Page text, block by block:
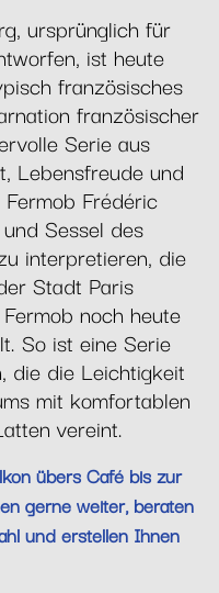
ursprünglich für
ist heute
französisches
französischer
Serie aus
Lebensfreude und
Frédéric
Sessel des
interpretieren, die
Stadt Paris
noch heute
So ist eine Serie
die die Leichtigkeit
mit komfortablen
vereint.
übers Café bis zur
gerne weiter, beraten
und erstellen Ihnen